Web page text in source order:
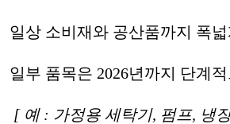
일상 소비재와 공산품까지 폭
일부 품목은 2026년까지 단계
[ 예 : 가정용 세탁기, 펌프, 냉